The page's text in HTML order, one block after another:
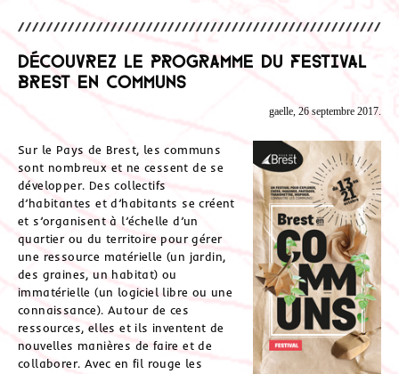
Découvrez le programme du festival
Brest en communs
gaelle, 26 septembre 2017.
Sur le Pays de Brest, les communs
sont nombreux et ne cessent de se
développer. Des collectifs
d’habitantes et d’habitants se créent
et s’organisent à l’échelle d’un
quartier ou du territoire pour gérer
une ressource matérielle (un jardin,
des graines, un habitat) ou
immatérielle (un logiciel libre ou une
connaissance). Autour de ces
ressources, elles et ils inventent de
nouvelles manières de faire et de
collaborer. Avec en fil rouge les